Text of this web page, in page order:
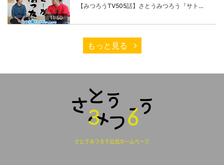
11:50
【みつろうTV505話】さとうみつろう『サトレル男塾』編①「“快感不足”のこの世の中…悟ってみたいと思いませんか？」
もっと見る
さとうみつろう公式ホームページ